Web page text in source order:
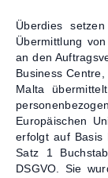
Überdies
Übermittlung
an den
Business
Malta
Europäischen
erfolgt auf Basis
Satz 1
DSGVO. Sie